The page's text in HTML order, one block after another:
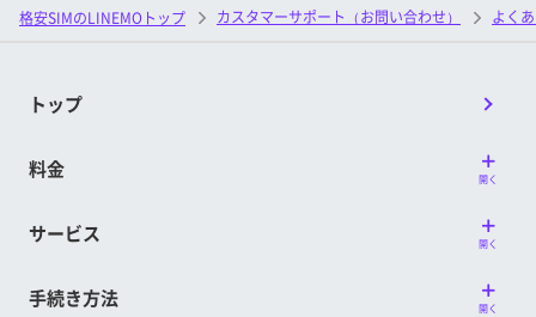
格安SIMのLINEMOトップ カスタマーサポート（お問い合わせ） よく
トップ
料金 開く
サービス 開く
手続き方法 開く